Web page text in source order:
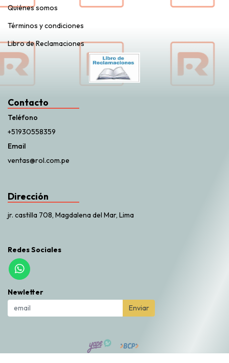
Quiénes somos
Términos y condiciones
Libro de Reclamaciones
Contacto
Teléfono
+51930558359
Email
ventas@rol.com.pe
Dirección
jr. castilla 708, Magdalena del Mar, Lima
Redes Sociales
Newletter
Enviar